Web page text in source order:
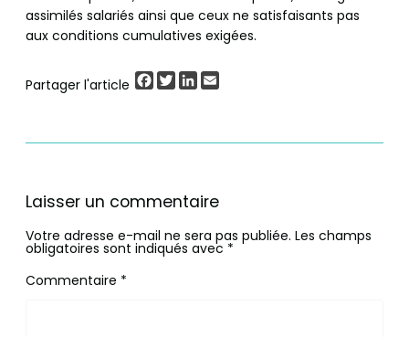
assimilés salariés ainsi que ceux ne satisfaisants pas
aux conditions cumulatives exigées.
Partager l'article Facebook
TwitterLinkedIn
Laisser un commentaire
Votre adresse e-mail ne sera pas publiée. Les champs
obligatoires sont indiqués avec *
Commentaire *